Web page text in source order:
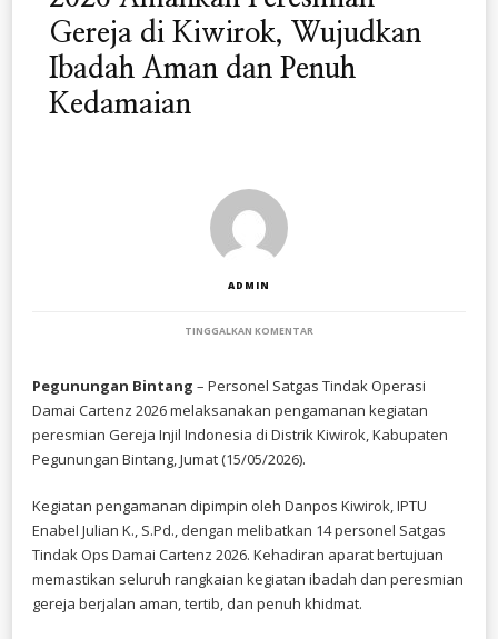
Gereja di Kiwirok, Wujudkan
Ibadah Aman dan Penuh
Kedamaian
ADMIN
TINGGALKAN KOMENTAR
DAMAI
2026
AMANKAN
PERESMIAN
WUJUDKAN
IBADAH
DAN
PENUH
KEDAMAIAN
Pegunungan Bintang – Personel Satgas Tindak Operasi
Damai Cartenz 2026 melaksanakan pengamanan kegiatan
peresmian Gereja Injil Indonesia di Distrik Kiwirok, Kabupaten
Pegunungan Bintang, Jumat (15/05/2026).
Kegiatan pengamanan dipimpin oleh Danpos Kiwirok, IPTU
Enabel Julian K., S.Pd., dengan melibatkan 14 personel Satgas
Tindak Ops Damai Cartenz 2026. Kehadiran aparat bertujuan
memastikan seluruh rangkaian kegiatan ibadah dan peresmian
gereja berjalan aman, tertib, dan penuh khidmat.